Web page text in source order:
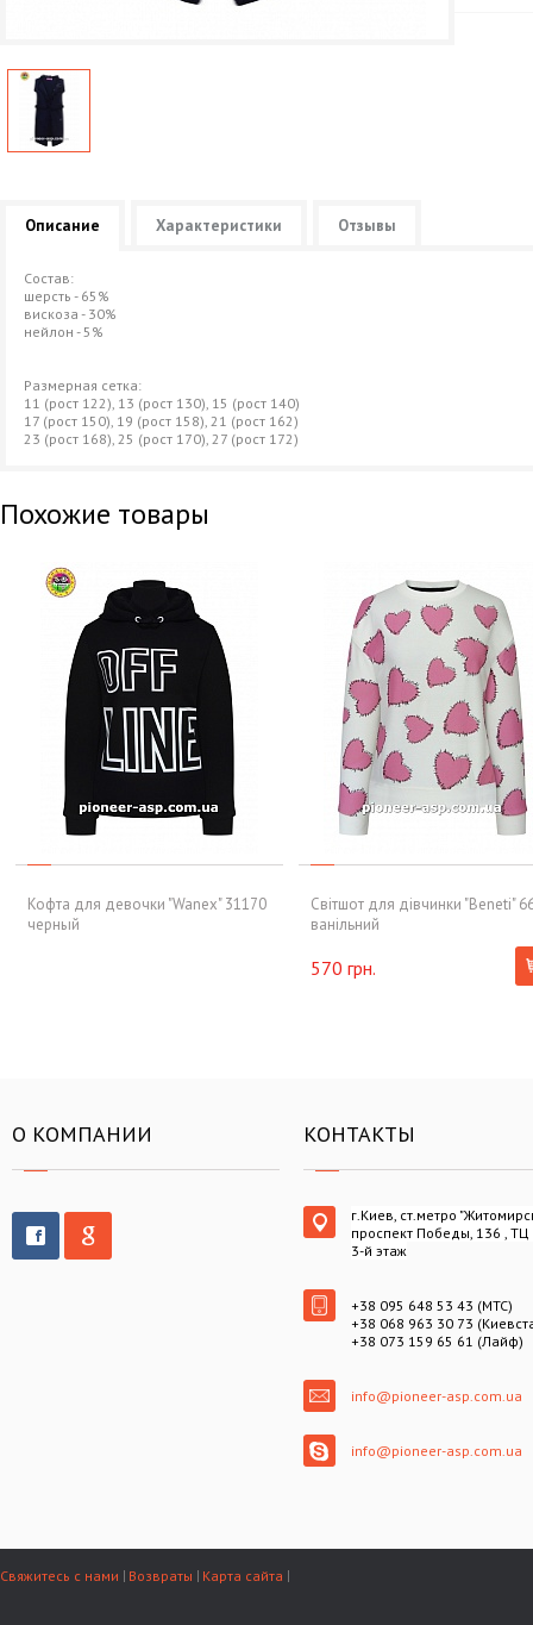
Описание Характеристики Отзывы
Состав:
шерсть - 65%
вискоза - 30%
нейлон - 5%
Размерная сетка:
11 (рост 122), 13 (рост 130), 15 (рост 140)
17 (рост 150), 19 (рост 158), 21 (рост 162)
23 (рост 168), 25 (рост 170), 27 (рост 172)
Похожие товары
Кофта для девочки "Wanex" 31170
черный
Світшот для дівчинки "Beneti"
ванільний
570 грн.
О КОМПАНИИ КОНТАКТЫ
г.Киев, ст.метро
проспект Победы, 136 , ТЦ
3-й этаж
+38 095 648 53 43 (МТС)
+38 068 963 30 73
+38 073 159 65 61 (Лайф)
info@pioneer-asp.com.ua
info@pioneer-asp.com.ua
Свяжитесь с нами Возвраты Карта сайта